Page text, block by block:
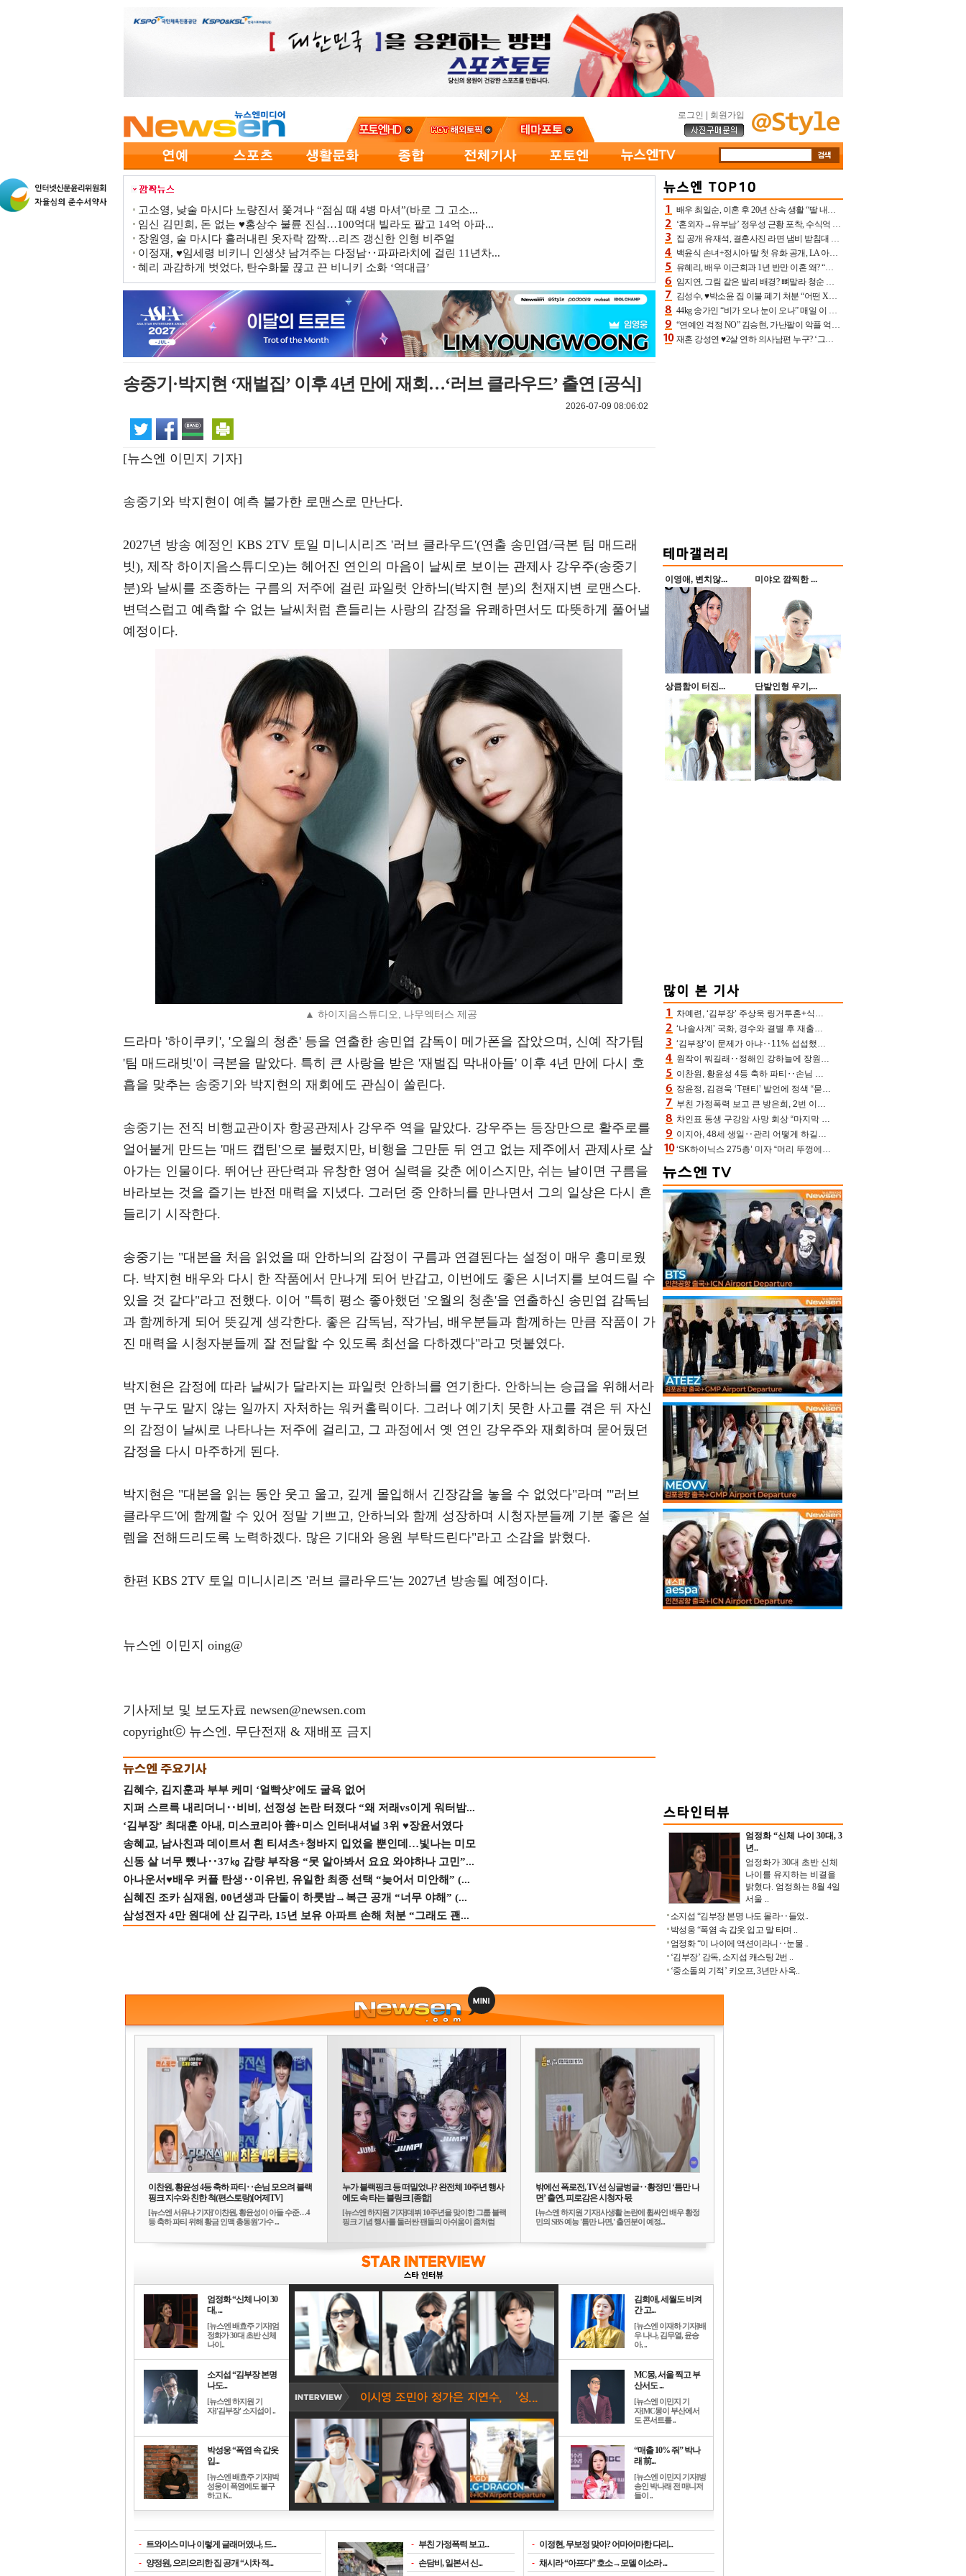
로그인 회원가입
고소영, 낮술 마시다 노량진서 쫓겨나 “점심 때 4병 마셔”(바로 그 고소...
임신 김민희, 돈 없는 ♥홍상수 불륜 진심…100억대 빌라도 팔고 14억 아파...
장원영, 술 마시다 흘러내린 옷자락 깜짝…리즈 갱신한 인형 비주얼
이정재, ♥임세령 비키니 인생샷 남겨주는 다정남‥파파라치에 걸린 11년차...
혜리 과감하게 벗었다, 탄수화물 끊고 끈 비니키 소화 ‘역대급’
송중기·박지현 ‘재벌집’ 이후 4년 만에 재회…‘러브 클라우드’ 출연 [공식]
2026-07-09 08:06:02
[뉴스엔 이민지 기자]
송중기와 박지현이 예측 불가한 로맨스로 만난다.
2027년 방송 예정인 KBS 2TV 토일 미니시리즈 '러브 클라우드'(연출 송민엽/극본 팀 매드래
빗), 제작 하이지음스튜디오)는 헤어진 연인의 마음이 날씨로 보이는 관제사 강우주(송중기
분)와 날씨를 조종하는 구름의 저주에 걸린 파일럿 안하늬(박지현 분)의 천재지변 로맨스다.
변덕스럽고 예측할 수 없는 날씨처럼 흔들리는 사랑의 감정을 유쾌하면서도 따뜻하게 풀어낼
예정이다.
▲ 하이지음스튜디오, 나무엑터스 제공
드라마 '하이쿠키', '오월의 청춘' 등을 연출한 송민엽 감독이 메가폰을 잡았으며, 신예 작가팀
'팀 매드래빗'이 극본을 맡았다. 특히 큰 사랑을 받은 '재벌집 막내아들' 이후 4년 만에 다시 호
흡을 맞추는 송중기와 박지현의 재회에도 관심이 쏠린다.
송중기는 전직 비행교관이자 항공관제사 강우주 역을 맡았다. 강우주는 등장만으로 활주로를
얼어붙게 만드는 '매드 캡틴'으로 불렸지만, 비행을 그만둔 뒤 연고 없는 제주에서 관제사로 살
아가는 인물이다. 뛰어난 판단력과 유창한 영어 실력을 갖춘 에이스지만, 쉬는 날이면 구름을
바라보는 것을 즐기는 반전 매력을 지녔다. 그러던 중 안하늬를 만나면서 그의 일상은 다시 흔
들리기 시작한다.
송중기는 "대본을 처음 읽었을 때 안하늬의 감정이 구름과 연결된다는 설정이 매우 흥미로웠
다. 박지현 배우와 다시 한 작품에서 만나게 되어 반갑고, 이번에도 좋은 시너지를 보여드릴 수
있을 것 같다"라고 전했다. 이어 "특히 평소 좋아했던 '오월의 청춘'을 연출하신 송민엽 감독님
과 함께하게 되어 뜻깊게 생각한다. 좋은 감독님, 작가님, 배우분들과 함께하는 만큼 작품이 가
진 매력을 시청자분들께 잘 전달할 수 있도록 최선을 다하겠다"라고 덧붙였다.
박지현은 감정에 따라 날씨가 달라지는 파일럿 안하늬를 연기한다. 안하늬는 승급을 위해서라
면 누구도 맡지 않는 일까지 자처하는 워커홀릭이다. 그러나 예기치 못한 사고를 겪은 뒤 자신
의 감정이 날씨로 나타나는 저주에 걸리고, 그 과정에서 옛 연인 강우주와 재회하며 묻어뒀던
감정을 다시 마주하게 된다.
박지현은 "대본을 읽는 동안 웃고 울고, 깊게 몰입해서 긴장감을 놓을 수 없었다"라며 "'러브
클라우드'에 함께할 수 있어 정말 기쁘고, 안하늬와 함께 성장하며 시청자분들께 기분 좋은 설
렘을 전해드리도록 노력하겠다. 많은 기대와 응원 부탁드린다"라고 소감을 밝혔다.
한편 KBS 2TV 토일 미니시리즈 '러브 클라우드'는 2027년 방송될 예정이다.
뉴스엔 이민지 oing@
기사제보 및 보도자료 newsen@newsen.com
copyrightⓒ 뉴스엔. 무단전재 & 재배포 금지
김혜수, 김지훈과 부부 케미 ‘얼빡샷’에도 굴욕 없어
지퍼 스르륵 내리더니‥비비, 선정성 논란 터졌다 “왜 저래vs이게 워터밤...
‘김부장’ 최대훈 아내, 미스코리아 善+미스 인터내셔널 3위 ♥장윤서였다
송혜교, 남사친과 데이트서 흰 티셔츠+청바지 입었을 뿐인데…빛나는 미모
신동 살 너무 뺐나‥37㎏ 감량 부작용 “못 알아봐서 요요 와야하나 고민”...
아나운서♥배우 커플 탄생‥이유빈, 유일한 최종 선택 “늦어서 미안해” (...
심혜진 조카 심재원, 00년생과 단둘이 하룻밤→복근 공개 “너무 야해” (...
삼성전자 4만 원대에 산 김구라, 15년 보유 아파트 손해 처분 “그래도 괜...
배우 최일순, 이혼 후 20년 산속 생활 “딸 내가 버렸다고 원망‥맘 아파”(특종)[어제TV]
‘혼외자→유부남’ 정우성 근황 포착, 수식억 해킹 피해 후배 만났다 “존경하는”
집 공개 유재석, 결혼사진 라면 냄비 받침대 되고 분노‥가족사진도 피해(놀뭐)[어제TV]
백윤식 손녀+정시아 딸 첫 유화 공개, LA 아트쇼→서울국제조각페스타 작가다운 수준급 실력
유혜리, 배우 이근희과 1년 반만 이혼 왜? “식칼 꽂고 의자 던져” 충격 폭로(특종)[어제TV]
임지연, 그림 같은 발리 배경? 뼈말라 청순 비키니 핏에 상대 안 되네
김성수, ♥박소윤 집 이불 폐기 처분 “어떤 X이랑 썼을지 몰라” 질투(신랑수업2)[어제TV]
44kg 송가인 “비가 오나 눈이 오나” 매일 이 운동, 허벅지 근육량 상승+체지방 감소
“연예인 걱정 NO” 김승현, 가난팔이 악플 억울할만‥아내+딸과 日 여행
재혼 강성연 ♥2살 연하 의사남편 누구? ‘그알’ 자문의에 훈남 비주얼 초엘리트 스펙 [종합]
이영애, 변치않... 미야오 깜찍한 ...
상큼함이 터진... 단발인형 우기,...
차예련, ‘김부장’ 주상욱 링거투혼+식스팩 비화 “옷 벗는데 아저씨는 안 된다고”(차장금)
‘나솔사계’ 국화, 경수와 결별 후 재출연…첫인상 3표 몰표
‘김부장’이 문제가 아냐‥11% 섭섭했던 ‘재벌X형사2’ 돈·빽 총동원해 컴백 [TV보고서]
원작이 뭐길래‥정해인 강하늘에 장원영까지 참여한 이 영화
이찬원, 황윤성 4등 축하 파티‥손님 모으려 블랙핑크 지수와 친한 척(편스토랑)[어제TV]
장윤정, 김경욱 ‘T팬티’ 발언에 정색 “묻지 않았는데, 그것도 성희롱”(장공장)
부친 가정폭력 보고 큰 방은희, 2번 이혼 후 잠수→母 고독사에 자책(특종세상)[어제TV]
차인표 동생 구강암 사망 회상 “마지막 순간 동생 손 잡아준 신애라, 두고두고 고마워” (신애라이프)
이지아, 48세 생일‥관리 어떻게 하길래 놀라운 동안 미모
‘SK하이닉스 275층’ 미자 “머리 뚜껑에서 사, 주식만 안 해도 돈 버는 것”
엄정화 “신체 나이 30대, 3
년..
엄정화가 30대 초반 신체
나이를 유지하는 비결을
밝혔다. 엄정화는 8월 4일
서울 ..
소지섭 “김부장 본명 나도 몰라‥들었..
박성웅 “폭염 속 갑옷 입고 말 타며 ..
엄정화 “이 나이에 액션이라니‥눈물 ..
‘김부장’ 감독, 소지섭 캐스팅 2번 ..
‘중소돌의 기적’ 키오프, 3년만 사옥..
이찬원, 황윤성 4등 축하 파티‥손님 모으려 블랙
핑크 지수와 친한 척(편스토랑)[어제TV]
[뉴스엔 서유나 기자]'이찬원, 황윤성이 아들 수준…4
등 축하 파티 위해 황금 인맥 총동원'가수 ...
누가 블랙핑크 등 떠밀었나? 완전체 10주년 행사
에도 속 타는 블링크 [종합]
[뉴스엔 하지원 기자]데뷔 10주년을 맞이한 그룹 블랙
핑크 기념 행사를 둘러싼 팬들의 아쉬움이 좀처럼
밖에선 폭로전, TV선 싱글벙글‥황정민 ‘틈만 나
면’ 출연, 피로감은 시청자 몫
[뉴스엔 하지원 기자]사생활 논란에 휩싸인 배우 황정
민의 SBS 예능 '틈만 나면,' 출연분이 예정...
엄정화 “신체 나이 30
대, ...
[뉴스엔 배효주 기자]엄
정화가 30대 초반 신체
나이..
소지섭 “김부장 본명
나도...
[뉴스엔 하지원 기
자]'김부장' 소지섭이 ..
박성웅 “폭염 속 갑옷
입...
[뉴스엔 배효주 기자]박
성웅이 폭염에도 불구
하고 K..
김희애, 세월도 비켜
간 고...
[뉴스엔 이재하 기자]배
우 나나, 김무열, 윤승
아, ..
MC몽, 서울 찍고 부
산서도 ...
[뉴스엔 이민지 기
자]MC몽이 부산에서
도 콘서트를 ..
“매출 10% 줘” 박나
래 前...
[뉴스엔 이민지 기자]방
송인 박나래 전 매니저
들이 ..
- 트와이스 미나 이렇게 글래머였나, 드...
- 양정원, 으리으리한 집 공개 “시차 적...
- 부친 가정폭력 보고...
- 손담비, 일본서 신...
- 이정현, 무보정 맞아? 어마어마한 다리...
- 채시라 “아프다” 호소→모델 이소라 ...